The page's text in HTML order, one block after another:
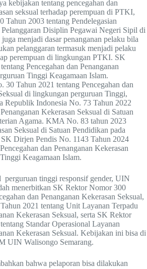
kebijakan tentang pencegahan dan
seksual terhadap perempuan di PTKI,
Tahun 2003 tentang Pendelegasian
Pelanggaran Disiplin Pegawai Negeri Sipil di
menjadi dasar penanganan pelaku bila
pelanggaran termasuk menjadi pelaku
perempuan di lingkungan PTKI. SK
Pencegahan dan Penanganan
Tinggi Keagamaan Islam.
30 Tahun 2021 tentang Pencegahan dan
di lingkungan perguruan Tinggi,
Republik Indonesia No. 73 Tahun 2022
Kekerasan Seksual di Satuan
Agama. KMA No. 83 tahun 2023
Seksual di Satuan Pendidikan pada
Dirjen Pendis No. 1143 Tahun 2024
dan Penanganan Kekerasan
Keagamaan Islam.
perguruan tinggi responsif gender, UIN
menerbitkan SK Rektor Nomor 300
dan Penanganan Kekerasan Seksual,
2021 tentang Unit Layanan Terpadu
Kekerasan Seksual, serta SK Rektor
Standar Operasional Layanan
Kekerasan Seksual. Kebijakan ini bisa di
UIN Walisongo Semarang.
bahwa pelaporan bisa dilakukan